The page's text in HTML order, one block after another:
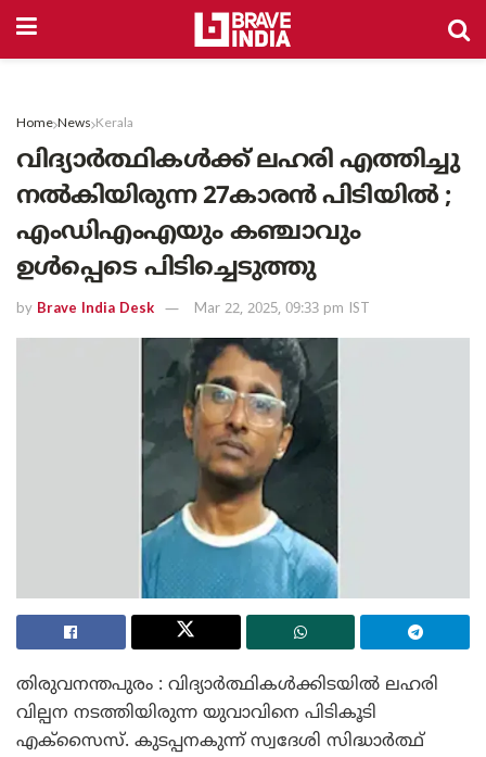
Home News Kerala
വിദ്യാർത്ഥികൾക്ക് ലഹരി എത്തിച്ചു
നൽകിയിരുന്ന 27കാരൻ പിടിയിൽ ;
എംഡിഎംഎയും കഞ്ചാവും
ഉൾപ്പെടെ പിടിച്ചെടുത്തു
by Brave India Desk Mar 22, 2025, 09:33 pm IST
തിരുവനന്തപുരം : വിദ്യാർത്ഥികൾക്കിടയിൽ ലഹരി
വില്പന നടത്തിയിരുന്ന യുവാവിനെ പിടികൂടി
എക്സൈസ്. കുടപ്പനകുന്ന് സ്വദേശി സിദ്ധാർത്ഥ്